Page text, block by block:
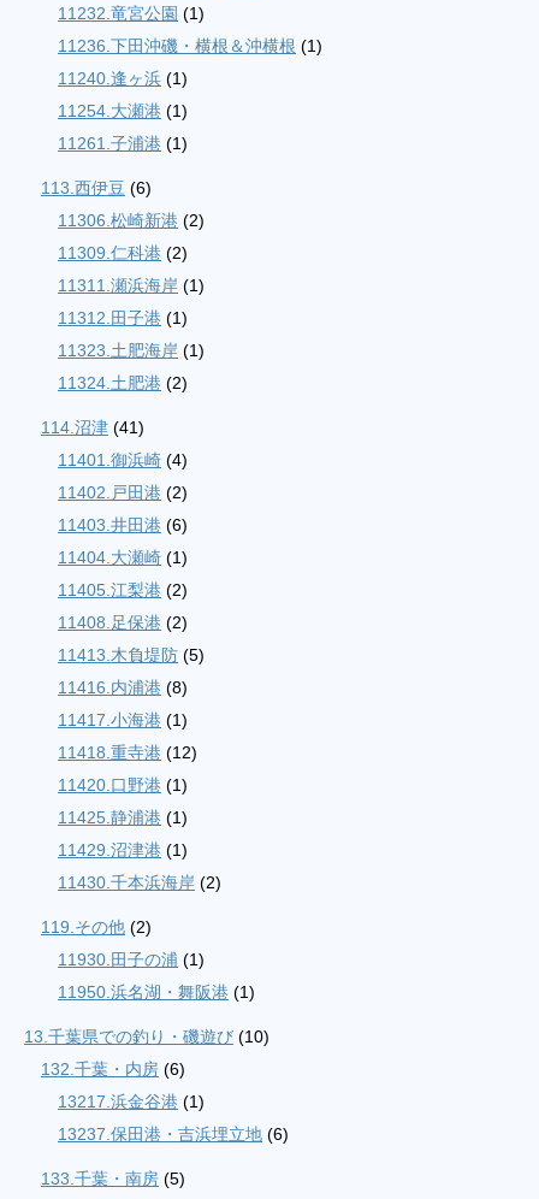
11232.竜宮公園 (1)
11236.下田沖磯・横根＆沖横根 (1)
11240.逢ヶ浜 (1)
11254.大瀬港 (1)
11261.子浦港 (1)
113.西伊豆 (6)
11306.松崎新港 (2)
11309.仁科港 (2)
11311.瀬浜海岸 (1)
11312.田子港 (1)
11323.土肥海岸 (1)
11324.土肥港 (2)
114.沼津 (41)
11401.御浜崎 (4)
11402.戸田港 (2)
11403.井田港 (6)
11404.大瀬崎 (1)
11405.江梨港 (2)
11408.足保港 (2)
11413.木負堤防 (5)
11416.内浦港 (8)
11417.小海港 (1)
11418.重寺港 (12)
11420.口野港 (1)
11425.静浦港 (1)
11429.沼津港 (1)
11430.千本浜海岸 (2)
119.その他 (2)
11930.田子の浦 (1)
11950.浜名湖・舞阪港 (1)
13.千葉県での釣り・磯遊び (10)
132.千葉・内房 (6)
13217.浜金谷港 (1)
13237.保田港・吉浜埋立地 (6)
133.千葉・南房 (5)